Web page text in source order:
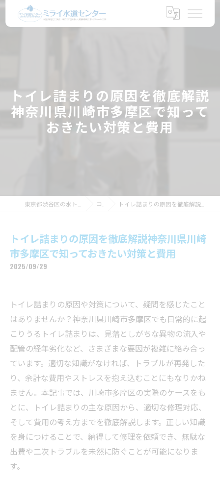
トイレ詰まりの原因を徹底解説
神奈川県川崎市多摩区で知って
おきたい対策と費用
コラム トイレ詰まりの原因を徹底解説神奈川県川崎市多摩区で知っておきたい対策と費用
トイレ詰まりの原因を徹底解説神奈川県川崎
市多摩区で知っておきたい対策と費用
2025/09/29
トイレ詰まりの原因や対策について、疑問を感じたこと
はありませんか？神奈川県川崎市多摩区でも日常的に起
こりうるトイレ詰まりは、見落としがちな異物の流入や
配管の経年劣化など、さまざまな要因が複雑に絡み合っ
ています。適切な知識がなければ、トラブルが再発した
り、余計な費用やストレスを抱え込むことにもなりかね
ません。本記事では、川崎市多摩区の実際のケースをも
とに、トイレ詰まりの主な原因から、適切な修理対応、
そして費用の考え方までを徹底解説します。正しい知識
を身につけることで、納得して修理を依頼でき、無駄な
出費や二次トラブルを未然に防ぐことが可能になりま
す。